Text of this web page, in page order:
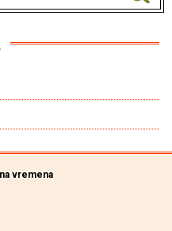
vremena